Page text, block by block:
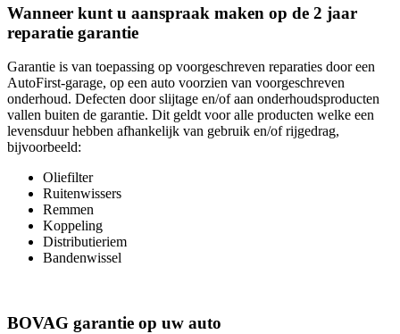
Wanneer kunt u aanspraak maken op de 2 jaar
reparatie garantie
Garantie is van toepassing op voorgeschreven reparaties door een
AutoFirst-garage, op een auto voorzien van voorgeschreven
onderhoud. Defecten door slijtage en/of aan onderhoudsproducten
vallen buiten de garantie. Dit geldt voor alle producten welke een
levensduur hebben afhankelijk van gebruik en/of rijgedrag,
bijvoorbeeld:
Oliefilter
Ruitenwissers
Remmen
Koppeling
Distributieriem
Bandenwissel
BOVAG garantie op uw auto